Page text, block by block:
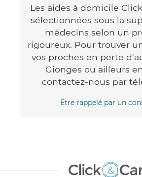
Les aides à domicile
sélectionnées sous la
médecins selon un
rigoureux. Pour trouver
vos proches en perte
Gionges ou ailleurs
contactez-nous par
Être rappelé par un